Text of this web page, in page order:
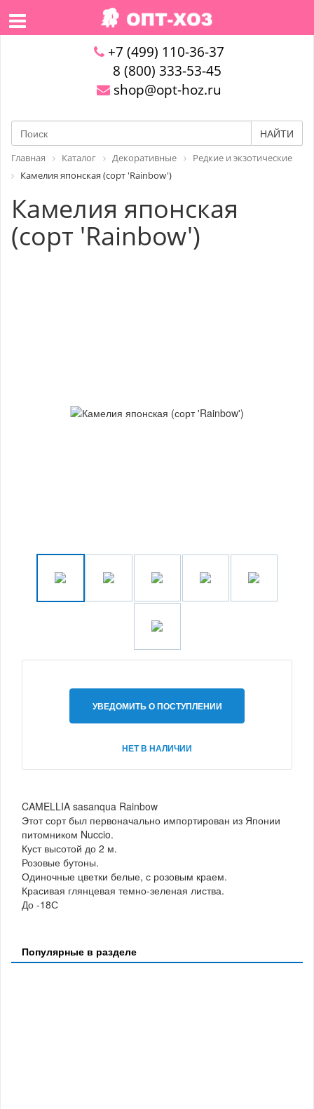
+7 (499) 110-36-37
8 (800) 333-53-45
shop@opt-hoz.ru
НАЙТИ
Главная Каталог Декоративные
Редкие и экзотические
Камелия японская (сорт 'Rainbow')
Камелия японская
(сорт 'Rainbow')
УВЕДОМИТЬ О ПОСТУПЛЕНИИ
НЕТ В НАЛИЧИИ
CAMELLIA sasanqua Rainbow
Этот сорт был первоначально импортирован из Японии
питомником Nuccio.
Куст высотой до 2 м.
Розовые бутоны.
Одиночные цветки белые, с розовым краем.
Красивая глянцевая темно-зеленая листва.
До -18С
Популярные в разделе